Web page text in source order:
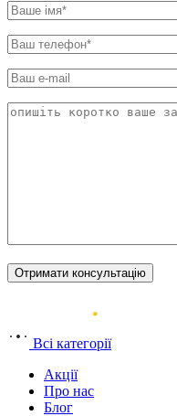
Всі категорії
Акції
Про нас
Блог